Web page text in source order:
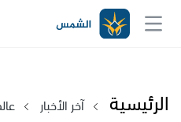
الرئيسية آخر الأخبار